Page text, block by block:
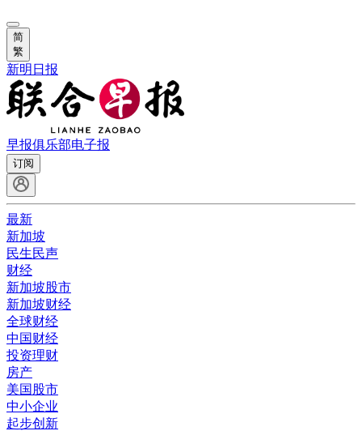
简
繁
新明日报
早报俱乐部电子报
订阅
最新
新加坡
民生民声
财经
新加坡股市
新加坡财经
全球财经
中国财经
投资理财
房产
美国股市
中小企业
起步创新